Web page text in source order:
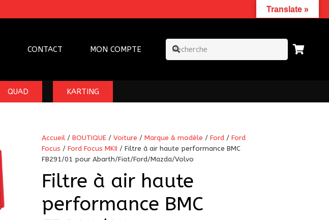
CONTACT MON COMPTE
QUAD KARTING
Accueil/ BOUTIQUE/ Voiture / Marque & modèle / Ford/ Ford
Focus / Ford Focus MKII / Filtre à air haute performance BMC
FB291/01 pour Abarth/Fiat/Ford/Mazda/Volvo
Filtre à air haute
performance BMC
Translate »